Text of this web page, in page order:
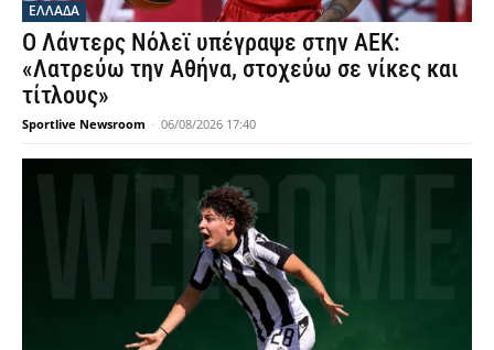
ΕΛΛΑΔΑ
Ο Λάντερς Νόλεϊ υπέγραψε στην ΑΕΚ:
«Λατρεύω την Αθήνα, στοχεύω σε νίκες και
τίτλους»
Sportlive Newsroom - 06/08/2026 17:40